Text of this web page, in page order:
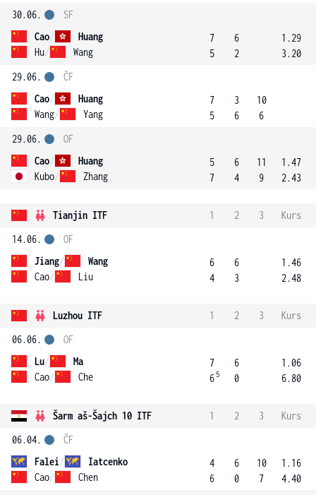
30.06.
Cao/
Huang
Hu/ Wang
SF
7
5
6
2
1.29
3.20
29.06.
Cao/
Huang
Wang/ Yang
ČF
7
5
3
6
10
6
29.06.
Cao/
Huang
Kubo/ Zhang
OF
5
7
6
4
11
9
1.47
2.43
Tianjin ITF 1 2 3
Kurs
14.06.
Jiang/
Wang
Cao/ Liu
OF
6
4
6
3
1.46
2.48
Luzhou ITF 1 2 3
Kurs
06.06.
Lu/
Ma
Cao/ Che
OF
7
6 5
6
0
1.06
6.80
Šarm aš-Šajch 10 ITF 1 2 3
Kurs
06.04.
Falei/
Iatcenko
Cao/ Chen
ČF
4
6
6
0
10
7
1.16
4.40